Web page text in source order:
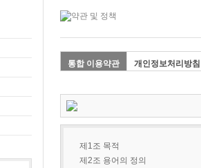
통합 이용약관 개인정보처리방침
제1조 목적
제2조 용어의 정의